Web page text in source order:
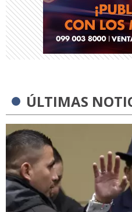
ÚLTIMAS